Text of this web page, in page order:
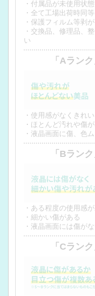
・付属品が未使用状
・全て工場出荷時同
・保護フィルム等剥
・交換品、修理品、
い
「Aランク
・使用感がなくきれい
・ほとんど汚れや傷
・液晶画面に傷、色
「Bランク
・ある程度の使用感
・細かい傷がある
・液晶画面には傷が
「Cランク